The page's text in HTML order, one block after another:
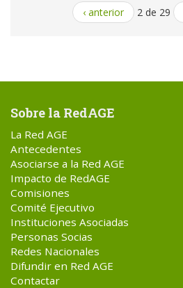
‹ anterior 2 de 29
Sobre la RedAGE
La Red AGE
Antecedentes
Asociarse a la Red AGE
Impacto de RedAGE
Comisiones
Comité Ejecutivo
Instituciones Asociadas
Personas Socias
Redes Nacionales
Difundir en Red AGE
Contactar